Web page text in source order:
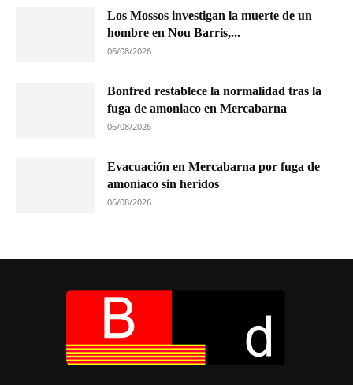
Los Mossos investigan la muerte de un
hombre en Nou Barris,...
06/08/2026
Bonfred restablece la normalidad tras la
fuga de amoniaco en Mercabarna
06/08/2026
Evacuación en Mercabarna por fuga de
amoníaco sin heridos
06/08/2026